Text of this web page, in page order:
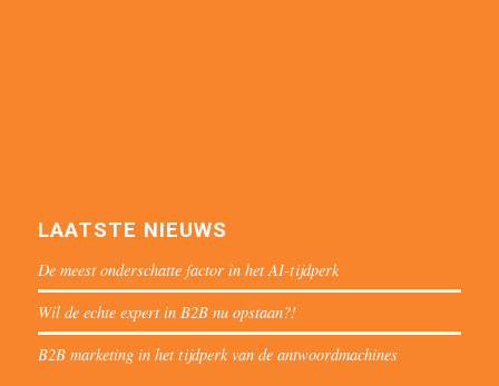
LAATSTE NIEUWS
De meest onderschatte factor in het AI-tijdperk
Wil de echte expert in B2B nu opstaan?!
B2B marketing in het tijdperk van de antwoordmachines